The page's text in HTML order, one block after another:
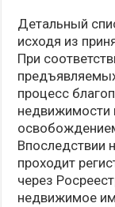
Детальный
исходя из
При
процесс
недвижимости
Впоследствии
проходит
через
недвижимое